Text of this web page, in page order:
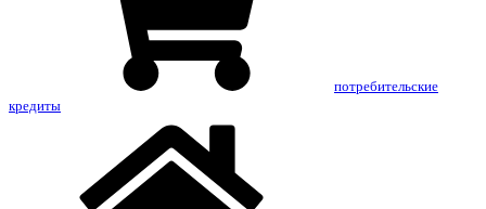
потребительские
кредиты